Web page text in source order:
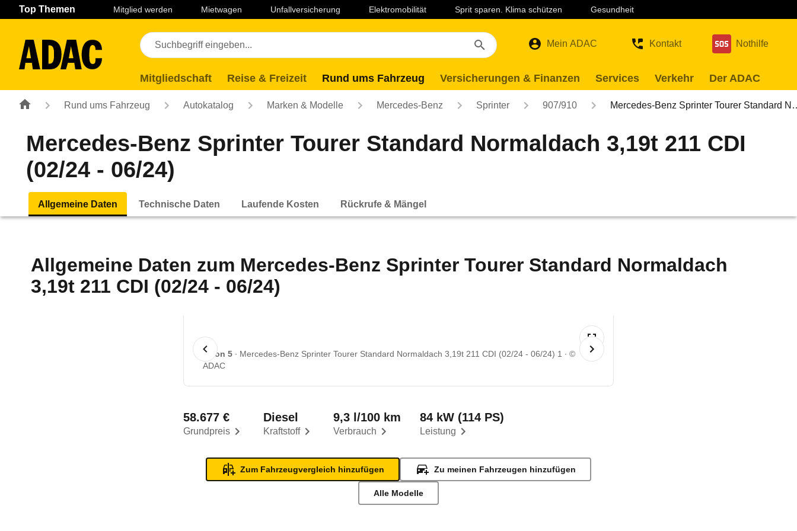
Navigation Seiteninhalt Fußzeile
Top Themen Mitglied werden Mietwagen Unfallversicherung Elektromobilität Sprit sparen. Klima schützen Gesundheit
Mein ADAC Kontakt Nothilfe
Mitgliedschaft Reise & Freizeit Rund ums Fahrzeug Versicherungen & Finanzen Services Verkehr Der ADAC
Rund ums Fahrzeug Autokatalog Marken & Modelle Mercedes-Benz Sprinter 907/910 Mercedes-Benz Sprinter Tourer Standard
Mercedes-Benz Sprinter Tourer Standard Normaldach 3,19t 211 CDI
(02/24 - 06/24)
Allgemeine Daten Technische Daten Laufende Kosten Rückrufe & Mängel
Allgemeine Daten zum Mercedes-Benz Sprinter Tourer Standard Normaldach
3,19t 211 CDI (02/24 - 06/24)
1 von 5 Mercedes-Benz Sprinter Tourer Standard Normaldach 3,19t 211 CDI (02/24 - 06/24) 1
©
ADAC
Grundpreis
58.677 €
Kraftstoff
Diesel
Verbrauch
9,3 l/100 km
Leistung
84 kW (114 PS)
Zum Fahrzeugvergleich hinzufügen Zu meinen Fahrzeugen hinzufügen
Alle Modelle